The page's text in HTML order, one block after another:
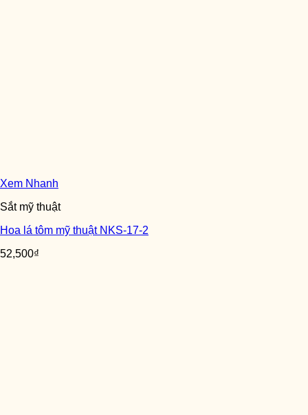
Xem Nhanh
Sắt mỹ thuật
Hoa lá tôm mỹ thuật NKS-17-2
52,500₫